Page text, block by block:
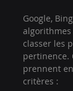
Google,
classer les
pertinence.
prennent
critères :